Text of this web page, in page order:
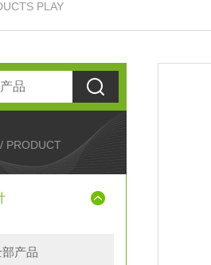
PLAY
/ PRODUCT
产品